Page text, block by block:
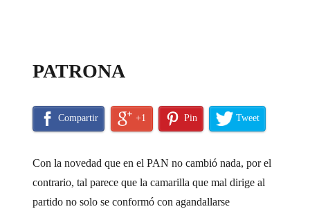
PATRONA
Compartir +1 Pin Tweet
Con la novedad que en el PAN no cambió nada, por el
contrario, tal parece que la camarilla que mal dirige al
partido no solo se conformó con agandallarse